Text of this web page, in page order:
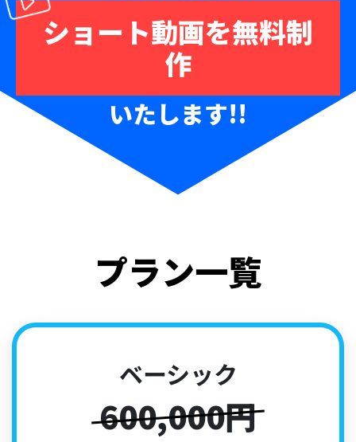
ショート動画を無料制
作
いたします!!
プラン一覧
ベーシック
600,000円